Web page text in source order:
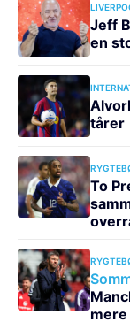
Jeff
en
tårer
To
mere